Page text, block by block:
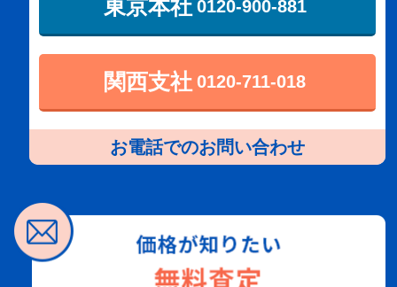
東京本社 0120-900-881
関西支社 0120-711-018
お電話でのお問い合わせ